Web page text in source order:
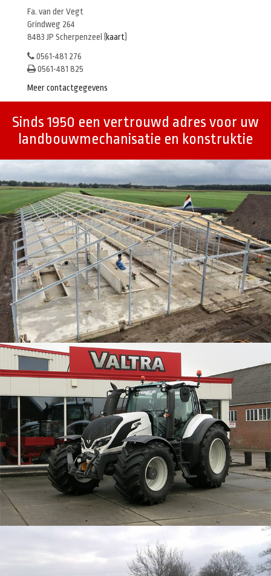
Fa. van der Vegt
Grindweg 264
8483 JP Scherpenzeel (
kaart
0561-481 276
0561-481 825
Meer contactgegevens
Sinds 1950 een vertrouwd adres voor uw
landbouwmechanisatie en konstruktie